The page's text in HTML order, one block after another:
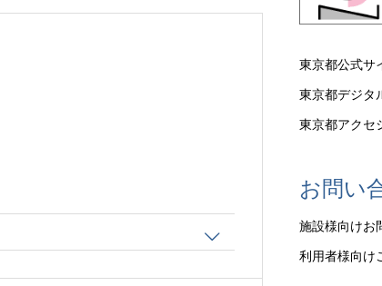
東京都公式サ
東京都デジタ
東京都アクセ
お問い
施設様向けお
利用者様向け